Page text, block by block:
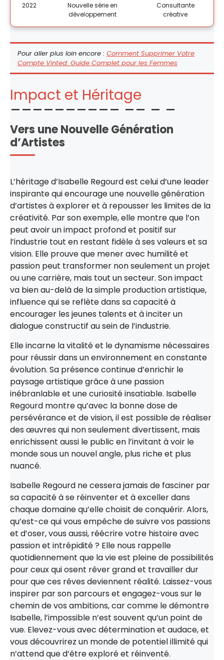
2022
Nouvelle série en
développement
Consultante
créative
Pour aller plus loin encore : Comment Supprimer Votre
Compte Vinted: Guide Complet pour les Femmes
Impact et Héritage
Vers une Nouvelle Génération
d’Artistes
L’héritage d’Isabelle Regourd est celui d’une leader
inspirante qui encourage une nouvelle génération
d’artistes à explorer et à repousser les limites de la
créativité. Par son exemple, elle montre que l’on
peut avoir un impact profond et positif sur
l’industrie tout en restant fidèle à ses valeurs et sa
vision. Elle prouve que mener avec humilité et
passion peut transformer non seulement un projet
ou une carrière, mais tout un secteur. Son impact
va bien au-delà de la simple production artistique,
influence qui se reflète dans sa capacité à
encourager les jeunes talents et à inciter un
dialogue constructif au sein de l’industrie.
Elle incarne la vitalité et le dynamisme nécessaires
pour réussir dans un environnement en constante
évolution. Sa présence continue d’enrichir le
paysage artistique grâce à une passion
inébranlable et une curiosité insatiable. Isabelle
Regourd montre qu’avec la bonne dose de
persévérance et de vision, il est possible de réaliser
des œuvres qui non seulement divertissent, mais
enrichissent aussi le public en l’invitant à voir le
monde sous un nouvel angle, plus riche et plus
nuancé.
Isabelle Regourd ne cessera jamais de fasciner par
sa capacité à se réinventer et à exceller dans
chaque domaine qu’elle choisit de conquérir. Alors,
qu’est-ce qui vous empêche de suivre vos passions
et d’oser, vous aussi, réécrire votre histoire avec
passion et intrépidité ? Elle nous rappelle
quotidiennement que la vie est pleine de possibilités
pour ceux qui osent rêver grand et travailler dur
pour que ces rêves deviennent réalité. Laissez-vous
inspirer par son parcours et engagez-vous sur le
chemin de vos ambitions, car comme le démontre
Isabelle, l’impossible n’est souvent qu’un point de
vue. Elevez-vous avec détermination et audace, et
vous découvrirez un monde de potentiel illimité qui
n’attend que d’être exploré et réinventé.